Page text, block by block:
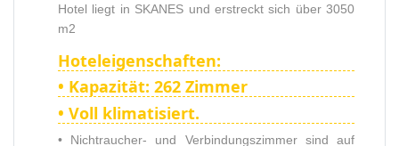
Hotel liegt in SKANES und erstreckt sich über 3050
m2
Hoteleigenschaften:
• Kapazität: 262 Zimmer
• Voll klimatisiert.
• Nichtraucher- und Verbindungszimmer sind auf